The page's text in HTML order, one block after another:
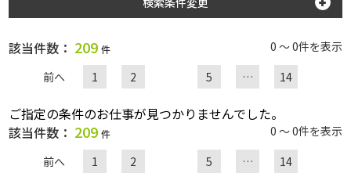
該当件数： 209 件
0 ～ 0件を表示
前へ
1 2 5 … 14
ご指定の条件のお仕事が見つかりませんでした。
該当件数： 209 件
0 ～ 0件を表示
前へ
1 2 5 … 14